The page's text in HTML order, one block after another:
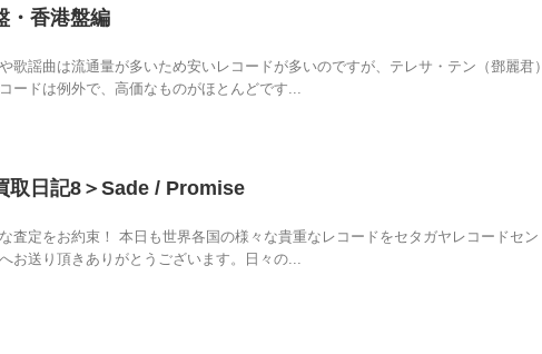
・香港盤編
歌謡曲は流通量が多いため安いレコードが多いのですが、テレサ・テン（鄧麗君）
ードは例外で、高価なものがほとんどです...
取日記8＞Sade ‎/ Promise
査定をお約束！ 本日も世界各国の様々な貴重なレコードをセタガヤレコードセン
お送り頂きありがとうございます。日々の...